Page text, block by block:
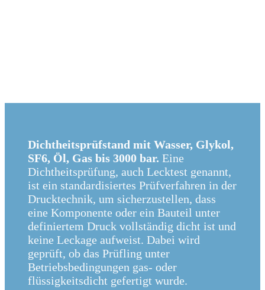
Dichtheitsprüfstand mit Wasser, Glykol,
SF6, Öl, Gas bis 3000 bar. Eine
Dichtheitsprüfung, auch Lecktest genannt,
ist ein standardisiertes Prüfverfahren in der
Drucktechnik, um sicherzustellen, dass
eine Komponente oder ein Bauteil unter
definiertem Druck vollständig dicht ist und
keine Leckage aufweist. Dabei wird
geprüft, ob das Prüfling unter
Betriebsbedingungen gas- oder
flüssigkeitsdicht gefertigt wurde.